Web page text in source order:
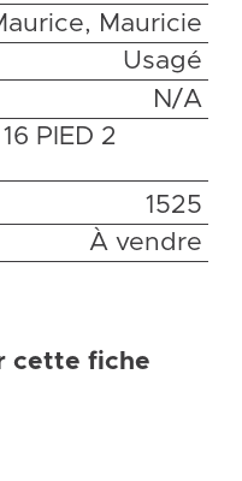
Mauricie
Usagé
N/A
PIED 2
1525
À vendre
cette fiche